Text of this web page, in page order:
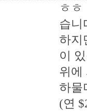
ㅎ
습니
하지
이
위에
하
(연